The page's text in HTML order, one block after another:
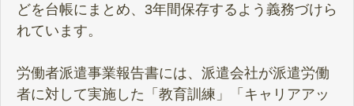
どを台帳にまとめ、3年間保存するよう義務づけら
れています。
労働者派遣事業報告書には、派遣会社が派遣労働
者に対して実施した「教育訓練」「キャリアアッ